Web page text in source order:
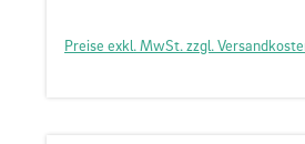
Preise exkl. MwSt. zzgl.